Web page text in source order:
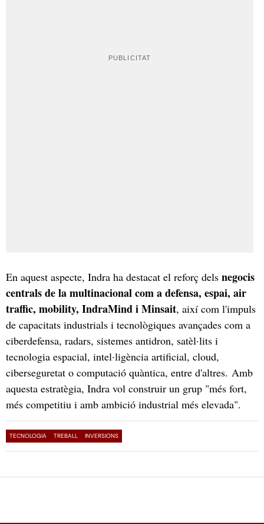
En aquest aspecte, Indra ha destacat el reforç dels negocis
centrals de la multinacional com a defensa, espai, air
traffic, mobility, IndraMind i Minsait, així com l'impuls
de capacitats industrials i tecnològiques avançades com a
ciberdefensa, radars, sistemes antidron, satèl·lits i
tecnologia espacial, intel·ligència artificial, cloud,
ciberseguretat o computació quàntica, entre d'altres. Amb
aquesta estratègia, Indra vol construir un grup "més fort,
més competitiu i amb ambició industrial més elevada".
TECNOLOGIA TREBALL INVERSIONS